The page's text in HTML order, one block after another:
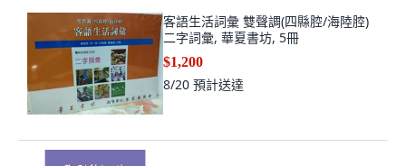
客語生活詞彙 雙聲調(四縣腔/海陸腔)
二字詞彙, 華夏書坊, 5冊
$1,200
8/20 預計送達